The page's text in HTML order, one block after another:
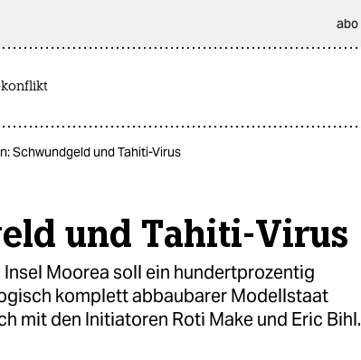
abo
Schwundgeld und Tahiti-Virus
und Tahiti-Virus
Moorea soll ein hundertprozentig
komplett abbaubarer Modellstaat
mit den Initiatoren Roti Make und Eric Bihl.